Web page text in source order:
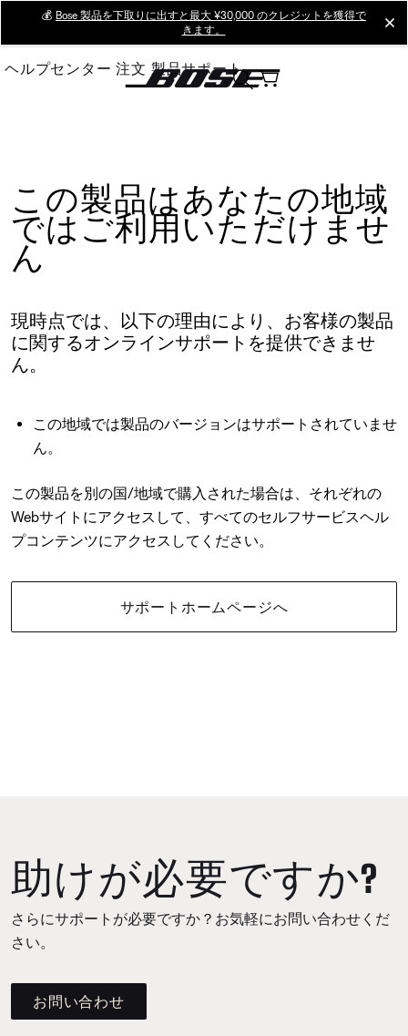
Main
💰 Bose 製品を下取りに出すと最大 ¥30,000 のクレジットを獲得で
きます。
ヘルプセンター 注文 製品サポート
この製品はあなたの地域
ではご利用いただけませ
ん
現時点では、以下の理由により、お客様の製品
に関するオンラインサポートを提供できませ
ん。
この地域では製品のバージョンはサポートされていませ
ん。
この製品を別の国/地域で購入された場合は、それぞれの
Webサイトにアクセスして、すべてのセルフサービスヘル
プコンテンツにアクセスしてください。
サポートホームページへ
助けが必要ですか?
さらにサポートが必要ですか？お気軽にお問い合わせくだ
さい。
お問い合わせ